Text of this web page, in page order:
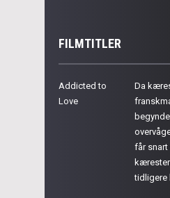
FILMTITLER
Addicted to
Love
Da
får
tidligere